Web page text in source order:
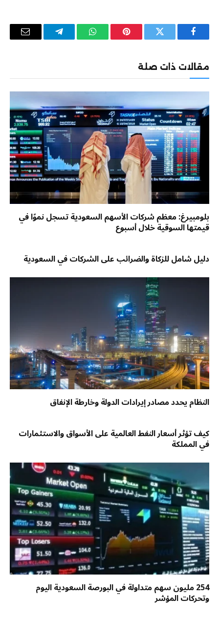
فيسبوك تويتر بينتيريستواتساب تيلقرام
البريد
مقالات ذات صلة
بلومبيرغ: معظم شركات الأسهم السعودية تسجل نموًا في
قيمتها السوقية خلال أسبوع
دليل شامل للزكاة والضرائب على الشركات في السعودية
النظام يحدد مصادر إيرادات الدولة وخارطة الإنفاق
كيف تؤثر أسعار النفط العالمية على الأسواق والاستثمارات
في المملكة
254 مليون سهم متداولة في البورصة السعودية اليوم
وتحركات المؤشر